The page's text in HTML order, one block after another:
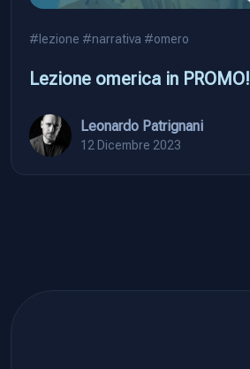
#lezione #narrativa #omero
Lezione omerica in PROMO!
Leonardo Patrignani
12 Dicembre 2023